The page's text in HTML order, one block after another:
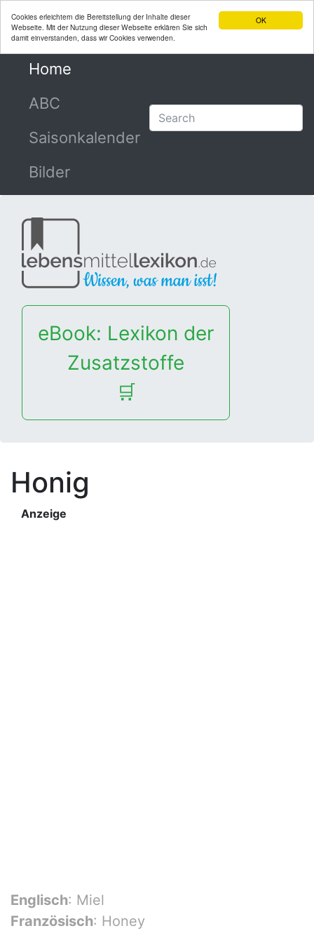
OK
Cookies erleichtern die Bereitstellung der Inhalte dieser
Webseite. Mit der Nutzung dieser Webseite erklären Sie sich
damit einverstanden, dass wir Cookies verwenden.
Home
ABC
Saisonkalender
Bilder
eBook: Lexikon der
Zusatzstoffe
🛒
Honig
Anzeige
Englisch: Miel
Französisch: Honey